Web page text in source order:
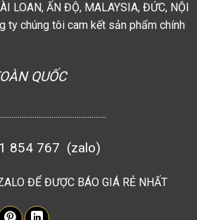
LOAN, ẤN ĐỘ, MALAYSIA, ĐỨC, NỘI
ty chúng tôi cam kết sản phẩm chính
QUỐC
854 767 (zalo)
ĐỂ ĐƯỢC BÁO GIÁ RẺ NHẤT